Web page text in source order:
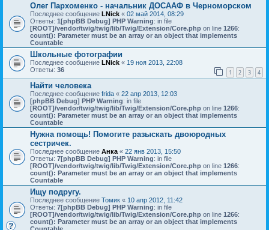
Олег Пархоменко - начальник ДОСААФ в Черноморском
Последнее сообщение LNick « 02 май 2014, 08:29
Ответы: 1[phpBB Debug] PHP Warning: in file
[ROOT]/vendor/twig/twig/lib/Twig/Extension/Core.php on line 1266:
count(): Parameter must be an array or an object that implements
Countable
Школьные фотографии
Последнее сообщение LNick « 19 ноя 2013, 22:08
Ответы: 36 1 2 3 4
Найти человека
Последнее сообщение frida « 22 апр 2013, 12:03
[phpBB Debug] PHP Warning: in file
[ROOT]/vendor/twig/twig/lib/Twig/Extension/Core.php on line 1266:
count(): Parameter must be an array or an object that implements
Countable
Нужна помощь! Помогите разыскать двоюродных
сестричек.
Последнее сообщение Анка « 22 янв 2013, 15:50
Ответы: 7[phpBB Debug] PHP Warning: in file
[ROOT]/vendor/twig/twig/lib/Twig/Extension/Core.php on line 1266:
count(): Parameter must be an array or an object that implements
Countable
Ищу подругу.
Последнее сообщение Томик « 10 апр 2012, 11:42
Ответы: 7[phpBB Debug] PHP Warning: in file
[ROOT]/vendor/twig/twig/lib/Twig/Extension/Core.php on line 1266:
count(): Parameter must be an array or an object that implements